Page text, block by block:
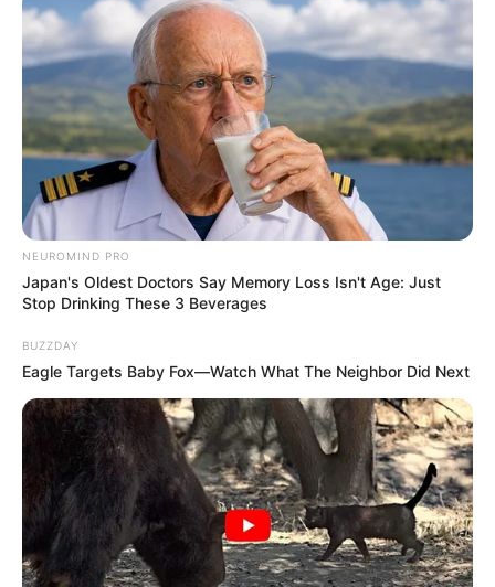
Tampil Lebih Modern, 7 Potret
Hasil Renovasi Rumah Berusia
90 Tahun
NEUROMIND PRO
Japan's Oldest Doctors Say Memory Loss Isn't Age: Just
Stop Drinking These 3 Beverages
BUZZDAY
Eagle Targets Baby Fox—Watch What The Neighbor Did Next